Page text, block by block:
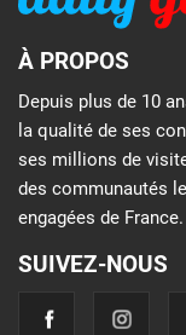
À PROPOS
Depuis plus de 10
la qualité de ses
ses millions de
des communautés
engagées de France.
SUIVEZ-NOUS